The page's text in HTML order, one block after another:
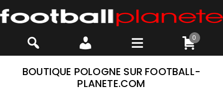
0
BOUTIQUE POLOGNE SUR FOOTBALL-
PLANETE.COM